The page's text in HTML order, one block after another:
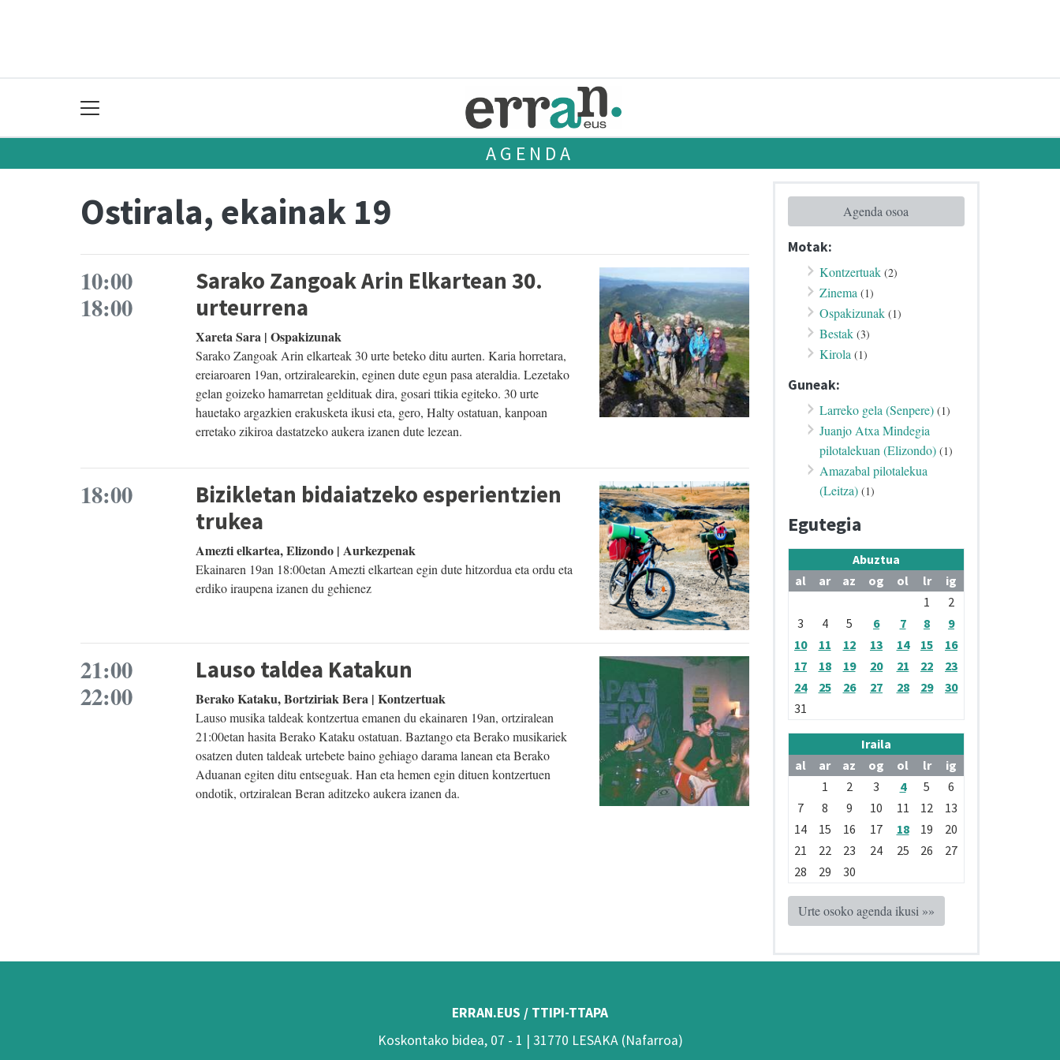
AGENDA
Ostirala, ekainak 19
10:00
18:00
Sarako Zangoak Arin Elkartean 30.
urteurrena
Xareta Sara | Ospakizunak
Sarako Zangoak Arin elkarteak 30 urte beteko ditu aurten. Karia horretara,
ereiaroaren 19an, ortziralearekin, eginen dute egun pasa ateraldia. Lezetako
gelan goizeko hamarretan geldituak dira, gosari ttikia egiteko. 30 urte
hauetako argazkien erakusketa ikusi eta, gero, Halty ostatuan, kanpoan
erretako zikiroa dastatzeko aukera izanen dute lezean.
18:00
Bizikletan bidaiatzeko esperientzien
trukea
Amezti elkartea, Elizondo | Aurkezpenak
Ekainaren 19an 18:00etan Amezti elkartean egin dute hitzordua eta ordu eta
erdiko iraupena izanen du gehienez
21:00
22:00
Lauso taldea Katakun
Berako Kataku, Bortziriak Bera | Kontzertuak
Lauso musika taldeak kontzertua emanen du ekainaren 19an, ortziralean
21:00etan hasita Berako Kataku ostatuan. Baztango eta Berako musikariek
osatzen duten taldeak urtebete baino gehiago darama lanean eta Berako
Aduanan egiten ditu entseguak. Han eta hemen egin dituen kontzertuen
ondotik, ortziralean Beran aditzeko aukera izanen da.
Agenda osoa
Motak:
Kontzertuak (2)
Zinema (1)
Ospakizunak (1)
Bestak (3)
Kirola (1)
Guneak:
Larreko gela (Senpere) (1)
Juanjo Atxa Mindegia
pilotalekuan (Elizondo) (1)
Amazabal pilotalekua
(Leitza) (1)
Egutegia
Abuztua
al
ar az og ol lr
ig
1
2
3
4 5 6 7 8
9
10
11 12 13 14 15
16
17
18 19 20 21 22
23
24
25 26 27 28 29
30
31
Iraila
al
ar az og ol lr
ig
1
2 3 4 5
6
7
8 9 10 11 12
13
14
15 16 17 18 19
20
21
22 23 24 25 26
27
28
29 30
Urte osoko agenda ikusi »»
ERRAN.EUS / TTIPI-TTAPA
Koskontako bidea, 07 - 1 | 31770 LESAKA (Nafarroa)